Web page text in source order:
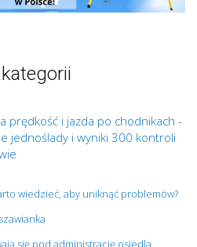
prędkość i jazda po chodnikach -
jednoślady i wyniki 300 kontroli
wiedzieć, aby uniknąć problemów?
się pod administrację osiedla